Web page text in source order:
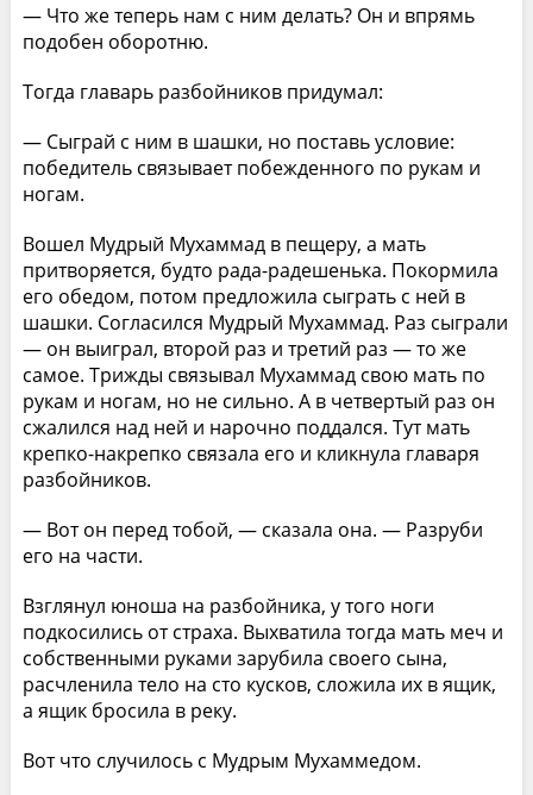
— Что же теперь нам с ним делать? Он и впрямь
подобен оборотню.
Тогда главарь разбойников придумал:
— Сыграй с ним в шашки, но поставь условие:
победитель связывает побежденного по рукам и
ногам.
Вошел Мудрый Мухаммад в пещеру, а мать
притворяется, будто рада-радешенька. Покормила
его обедом, потом предложила сыграть с ней в
шашки. Согласился Мудрый Мухаммад. Раз сыграли
— он выиграл, второй раз и третий раз — то же
самое. Трижды связывал Мухаммад свою мать по
рукам и ногам, но не сильно. А в четвертый раз он
сжалился над ней и нарочно поддался. Тут мать
крепко-накрепко связала его и кликнула главаря
разбойников.
— Вот он перед тобой, — сказала она. — Разруби
его на части.
Взглянул юноша на разбойника, у того ноги
подкосились от страха. Выхватила тогда мать меч и
собственными руками зарубила своего сына,
расчленила тело на сто кусков, сложила их в ящик,
а ящик бросила в реку.
Вот что случилось с Мудрым Мухаммедом.